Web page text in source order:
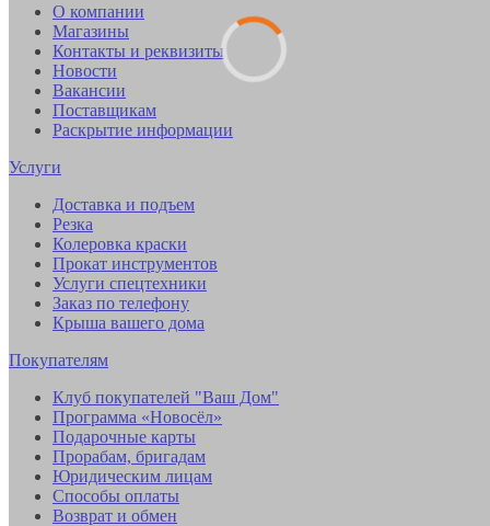
О компании
Магазины
Контакты и реквизиты
Новости
Вакансии
Поставщикам
Раскрытие информации
Услуги
Доставка и подъем
Резка
Колеровка краски
Прокат инструментов
Услуги спецтехники
Заказ по телефону
Крыша вашего дома
Покупателям
Клуб покупателей "Ваш Дом"
Программа «Новосёл»
Подарочные карты
Прорабам, бригадам
Юридическим лицам
Способы оплаты
Возврат и обмен